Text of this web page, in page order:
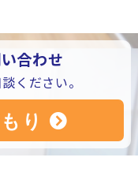
合わせ
ください。